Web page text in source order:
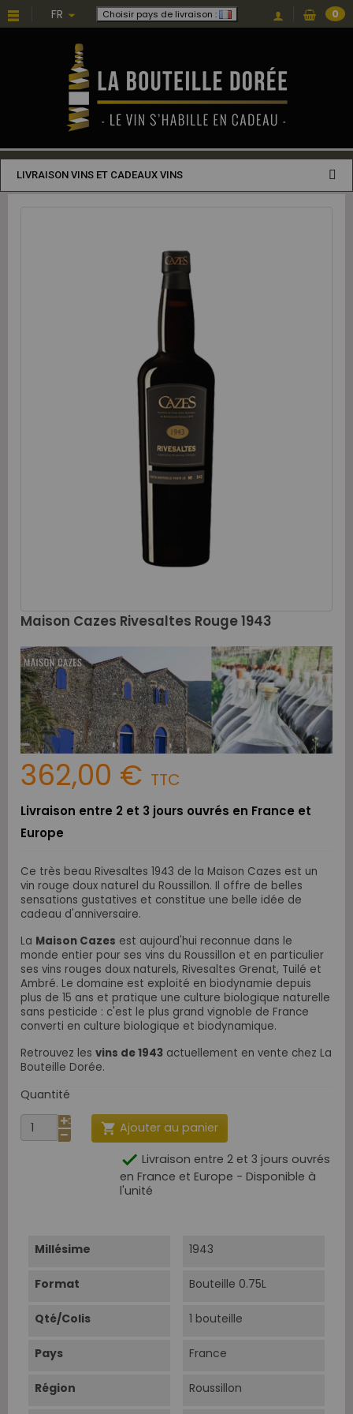
FR Choisir pays de livraison : 0
LIVRAISON VINS ET CADEAUX VINS
Maison Cazes Rivesaltes Rouge 1943
362,00 € TTC
Livraison entre 2 et 3 jours ouvrés en France et
Europe
Ce très beau Rivesaltes 1943 de la Maison Cazes est un
vin rouge doux naturel du Roussillon. Il offre de belles
sensations gustatives et constitue une belle idée de
cadeau d'anniversaire.
La Maison Cazes est aujourd'hui reconnue dans le
monde entier pour ses vins du Roussillon et en particulier
ses vins rouges doux naturels, Rivesaltes Grenat, Tuilé et
Ambré. Le domaine est exploité en biodynamie depuis
plus de 15 ans et pratique une culture biologique naturelle
sans pesticide : c'est le plus grand vignoble de France
converti en culture biologique et biodynamique.
Retrouvez les vins de 1943 actuellement en vente chez La
Bouteille Dorée.
Quantité
 Ajouter au panier
 Livraison entre 2 et 3 jours ouvrés
en France et Europe - Disponible à
l'unité
Millésime 1943
Format Bouteille 0.75L
Qté/Colis 1 bouteille
Pays France
Région Roussillon